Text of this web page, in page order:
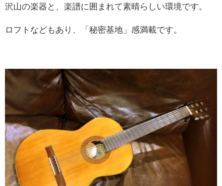
沢山の楽器と、楽譜に囲まれて素晴らしい環境です。
ロフトなどもあり、「秘密基地」感満載です。